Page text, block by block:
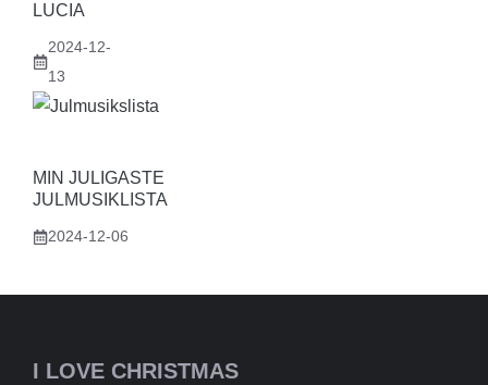
LUCIA
2024-12-
13
MIN JULIGASTE
JULMUSIKLISTA
2024-12-06
I LOVE CHRISTMAS